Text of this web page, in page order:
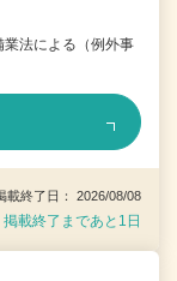
法による（例外事
終了日： 2026/08/08
掲載終了まであと1日